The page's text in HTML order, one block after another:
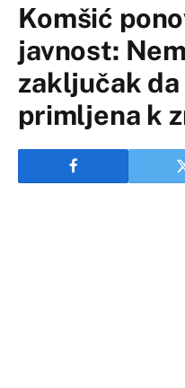
Komšić
javnost:
zaključak
primljena k